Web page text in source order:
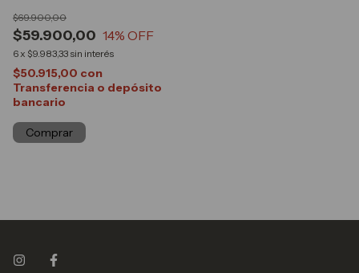
$59.900,00
$69.900,00
14% OFF
6x $9.983,33 sin interés
$50.915,00 con
Transferencia o depósito
bancario
Comprar